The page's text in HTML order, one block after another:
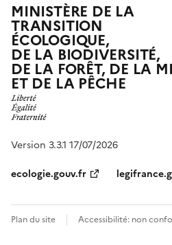
MINISTÈRE DE LA
TRANSITION
ÉCOLOGIQUE,
DE LA BIODIVERSITÉ,
DE LA FORÊT, DE LA
ET DE LA PÊCHE
Version 3.3.1 17/07/2026
ecologie.gouv.fr
Plan du site Accessibilité: non